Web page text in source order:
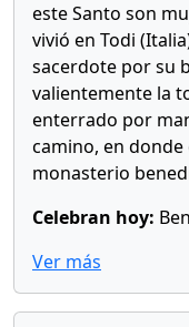
este Santo son
vivió en Todi
sacerdote por su
valientemente la
enterrado por
camino, en
monasterio
Celebran hoy:
Ver más